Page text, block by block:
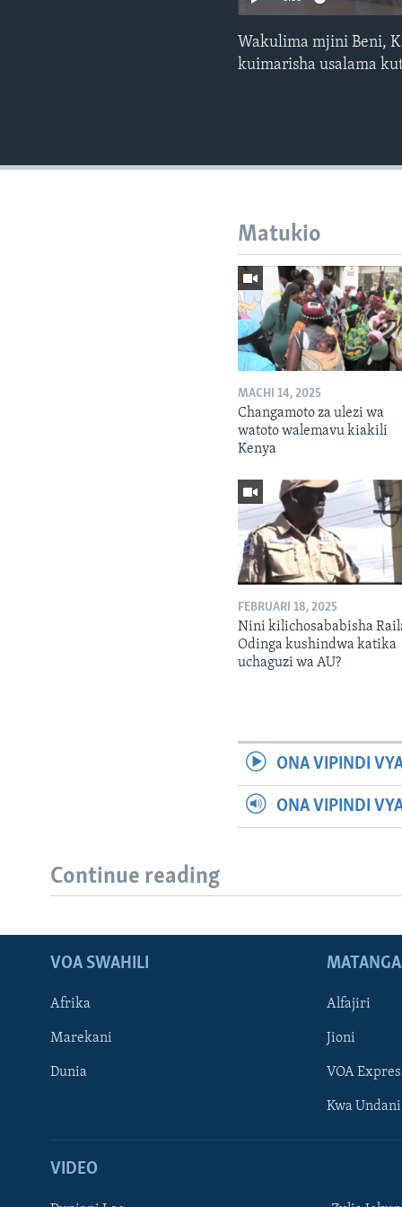
Wakulima mjini Beni,
kuimarisha usalama
Matukio
MACHI 14, 2025
Changamoto za ulezi wa
watoto walemavu kiakili
Kenya
FEBRUARI 18, 2025
Nini kilichosababisha
Odinga kushindwa katika
uchaguzi wa AU?
ONA VIPINDI
ONA VIPINDI
Continue reading
VOA SWAHILI
Afrika
Marekani
Dunia
Alfajiri
Jioni
VOA
Kwa Undani
VIDEO